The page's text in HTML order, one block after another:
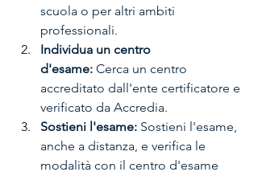
scuola o per altri ambiti
professionali.
Individua un centro
d'esame: Cerca un centro
accreditato dall'ente certificatore e
verificato da Accredia.
Sostieni l'esame: Sostieni l'esame,
anche a distanza, e verifica le
modalità con il centro d'esame